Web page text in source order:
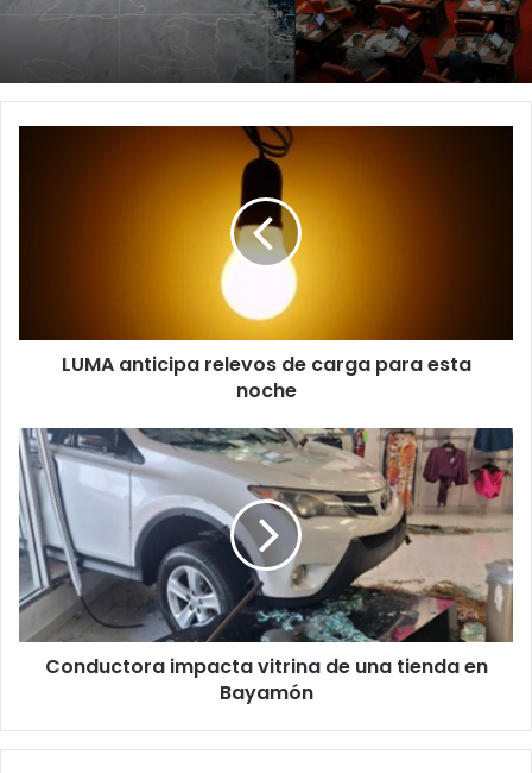
LUMA anticipa relevos de carga para esta
noche
Conductora
impacta
vitrina
de
una
tienda
en
Bayamón
Conductora impacta vitrina de una tienda en
Bayamón